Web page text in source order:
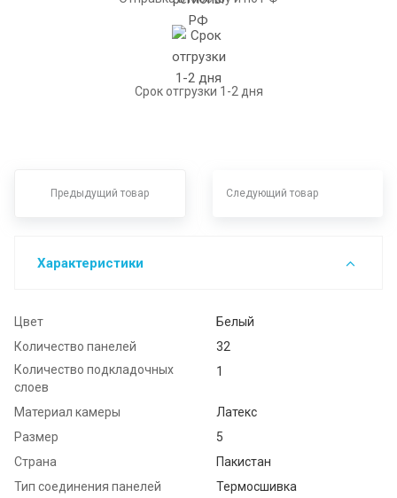
Срок отгрузки 1-2 дня
Предыдущий товар Следующий товар
Характеристики
Цвет
Белый
Количество панелей
32
Количество подкладочных
слоев
1
Материал камеры
Латекс
Размер
5
Страна
Пакистан
Тип соединения панелей
Термосшивка